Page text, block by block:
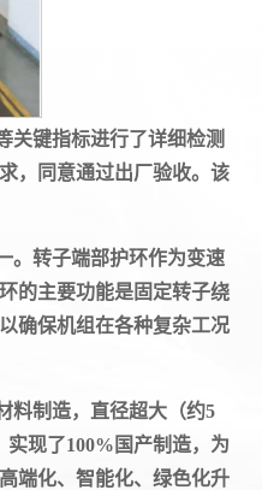
关键指标进行了详细检测
，同意通过出厂验收。该
。转子端部护环作为变速
的主要功能是固定转子绕
确保机组在各种复杂工况
料制造，直径超大（约5
现了100%国产制造，为
端化、智能化、绿色化升